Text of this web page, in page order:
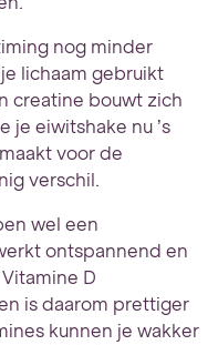
nog minder
lichaam gebruikt
creatine bouwt zich
je eiwitshake nu ’s
voor de
verschil.
wel een
ontspannend en
D
is daarom prettiger
kunnen je wakker